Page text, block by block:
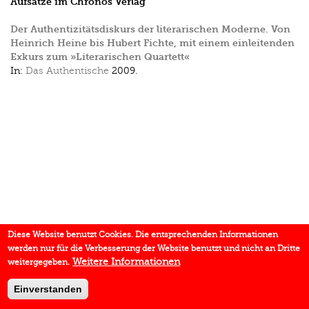
Der Authentizitätsdiskurs der literarischen Moderne. Von
Heinrich Heine bis Hubert Fichte, mit einem einleitenden
Exkurs zum »Literarischen Quartett«
In: Das Authentische 2009.
Diese Website benutzt Cookies. Die entsprechenden Informationen
werden nur für die Verbesserung der Website benutzt und nicht an Dritte
weitergegeben. Weitere Informationen
Einverstanden